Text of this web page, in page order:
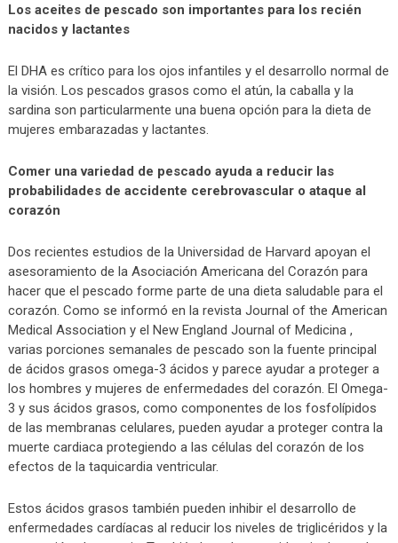
Los aceites de pescado son importantes para los recién
nacidos y lactantes
El DHA es crítico para los ojos infantiles y el desarrollo normal de
la visión. Los pescados grasos como el atún, la caballa y la
sardina son particularmente una buena opción para la dieta de
mujeres embarazadas y lactantes.
Comer una variedad de pescado ayuda a reducir las
probabilidades de accidente cerebrovascular o ataque al
corazón
Dos recientes estudios de la Universidad de Harvard apoyan el
asesoramiento de la Asociación Americana del Corazón para
hacer que el pescado forme parte de una dieta saludable para el
corazón. Como se informó en la revista Journal of the American
Medical Association y el New England Journal of Medicina ,
varias porciones semanales de pescado son la fuente principal
de ácidos grasos omega-3 ácidos y parece ayudar a proteger a
los hombres y mujeres de enfermedades del corazón. El Omega-
3 y sus ácidos grasos, como componentes de los fosfolípidos
de las membranas celulares, pueden ayudar a proteger contra la
muerte cardiaca protegiendo a las células del corazón de los
efectos de la taquicardia ventricular.
Estos ácidos grasos también pueden inhibir el desarrollo de
enfermedades cardíacas al reducir los niveles de triglicéridos y la